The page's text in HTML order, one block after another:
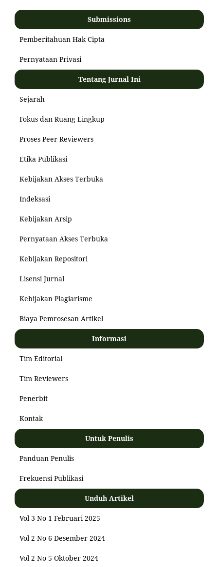
Submissions
Pemberitahuan Hak Cipta
Pernyataan Privasi
Tentang Jurnal Ini
Sejarah
Fokus dan Ruang Lingkup
Proses Peer Reviewers
Etika Publikasi
Kebijakan Akses Terbuka
Indeksasi
Kebijakan Arsip
Pernyataan Akses Terbuka
Kebijakan Repositori
Lisensi Jurnal
Kebijakan Plagiarisme
Biaya Pemrosesan Artikel
Informasi
Tim Editorial
Tim Reviewers
Penerbit
Kontak
Untuk Penulis
Panduan Penulis
Frekuensi Publikasi
Unduh Artikel
Vol 3 No 1 Februari 2025
Vol 2 No 6 Desember 2024
Vol 2 No 5 Oktober 2024